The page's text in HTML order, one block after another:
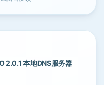
2.0.1 本地DNS服务器